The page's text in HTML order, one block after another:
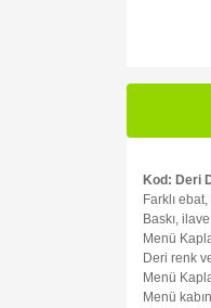
Kod: Deri
Farklı
Baskı,
Menü
Deri renk
Menü
Menü